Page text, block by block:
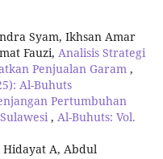
Syam, Ikhsan Amar
Fauzi, Analisis Strategi
Penjualan Garam ,
Al-Buhuts
Pertumbuhan
, Al-Buhuts: Vol.
A, Abdul